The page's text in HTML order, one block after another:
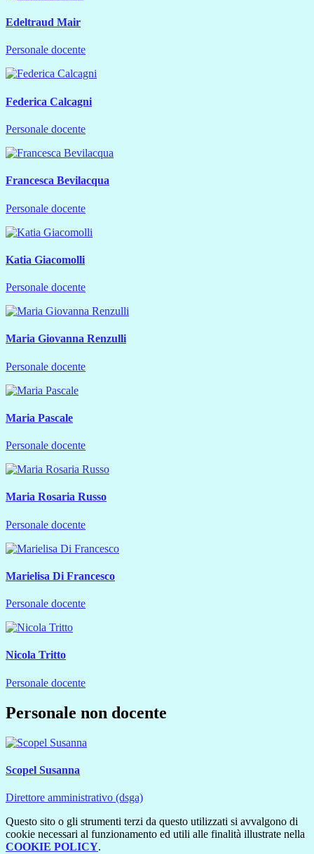
Edeltraud Mair
Personale docente
Federica Calcagni
Personale docente
Francesca Bevilacqua
Personale docente
Katia Giacomolli
Personale docente
Maria Giovanna Renzulli
Personale docente
Maria Pascale
Personale docente
Maria Rosaria Russo
Personale docente
Marielisa Di Francesco
Personale docente
Nicola Tritto
Personale docente
Personale non docente
Scopel Susanna
Direttore amministrativo (dsga)
Questo sito o gli strumenti terzi da questo utilizzati si avvalgono di
cookie necessari al funzionamento ed utili alle finalità illustrate nella
COOKIE POLICY.